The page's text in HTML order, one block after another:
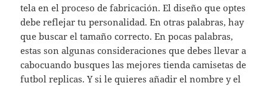
tela en el proceso de fabricación. El diseño que optes
debe reflejar tu personalidad. En otras palabras, hay
que buscar el tamaño correcto. En pocas palabras,
estas son algunas consideraciones que debes llevar a
cabocuando busques las mejores tienda camisetas de
futbol replicas. Y si le quieres añadir el nombre y el